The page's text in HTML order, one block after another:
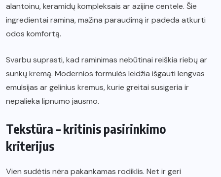
alantoinu, keramidų kompleksais ar azijine centele. Šie
ingredientai ramina, mažina paraudimą ir padeda atkurti
odos komfortą.
Svarbu suprasti, kad raminimas nebūtinai reiškia riebų ar
sunkų kremą. Modernios formulės leidžia išgauti lengvas
emulsijas ar gelinius kremus, kurie greitai susigeria ir
nepalieka lipnumo jausmo.
Tekstūra – kritinis pasirinkimo
kriterijus
Vien sudėtis nėra pakankamas rodiklis. Net ir geri